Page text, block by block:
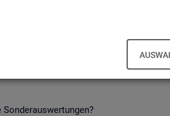
Kon­takt
Nut­zen Sie die Mög­lich­keit mit uns in